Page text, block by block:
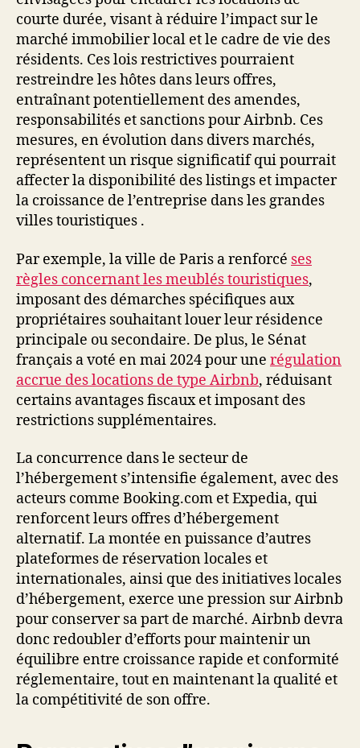
courte durée, visant à réduire l’impact sur le
marché immobilier local et le cadre de vie des
résidents. Ces lois restrictives pourraient
restreindre les hôtes dans leurs offres,
entraînant potentiellement des amendes,
responsabilités et sanctions pour Airbnb. Ces
mesures, en évolution dans divers marchés,
représentent un risque significatif qui pourrait
affecter la disponibilité des listings et impacter
la croissance de l’entreprise dans les grandes
villes touristiques .
Par exemple, la ville de Paris a renforcé ses
règles concernant les meublés touristiques,
imposant des démarches spécifiques aux
propriétaires souhaitant louer leur résidence
principale ou secondaire. De plus, le Sénat
français a voté en mai 2024 pour une régulation
accrue des locations de type Airbnb, réduisant
certains avantages fiscaux et imposant des
restrictions supplémentaires.
La concurrence dans le secteur de
l’hébergement s’intensifie également, avec des
acteurs comme Booking.com et Expedia, qui
renforcent leurs offres d’hébergement
alternatif. La montée en puissance d’autres
plateformes de réservation locales et
internationales, ainsi que des initiatives locales
d’hébergement, exerce une pression sur Airbnb
pour conserver sa part de marché. Airbnb devra
donc redoubler d’efforts pour maintenir un
équilibre entre croissance rapide et conformité
réglementaire, tout en maintenant la qualité et
la compétitivité de son offre.